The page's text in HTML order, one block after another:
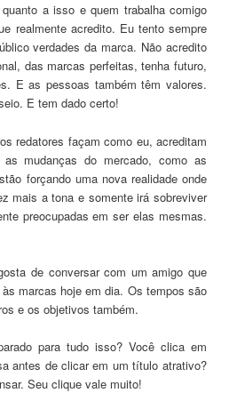
a isso e quem trabalha comigo
realmente acredito. Eu tento sempre
verdades da marca. Não acredito
das marcas perfeitas, tenha futuro,
E as pessoas também têm valores.
E tem dado certo!
redatores façam como eu, acreditam
mudanças do mercado, como as
forçando uma nova realidade onde
mais a tona e somente irá sobreviver
preocupadas em ser elas mesmas.
de conversar com um amigo que
marcas hoje em dia. Os tempos são
e os objetivos também.
para tudo isso? Você clica em
antes de clicar em um título atrativo?
Seu clique vale muito!